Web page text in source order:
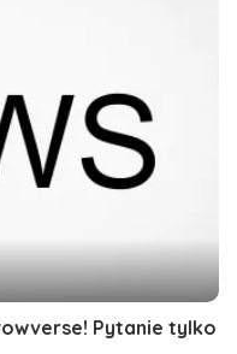
Pytanie tylko